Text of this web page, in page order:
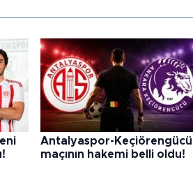
Antalyaspor-Keçiörengücü
maçının hakemi belli oldu!